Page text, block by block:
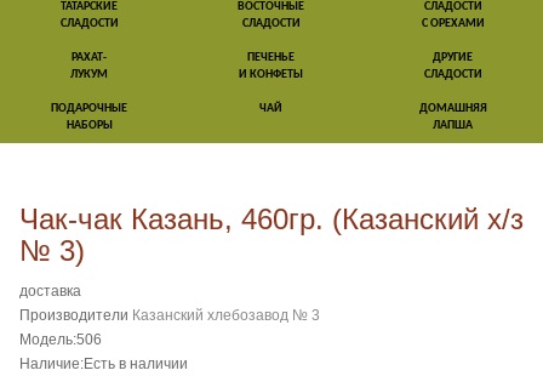
ТАТАРСКИЕ
СЛАДОСТИ
ВОСТОЧНЫЕ
СЛАДОСТИ
СЛАДОСТИ
С ОРЕХАМИ
РАХАТ-
ЛУКУМ
ПЕЧЕНЬЕ
И КОНФЕТЫ
ДРУГИЕ
СЛАДОСТИ
ПОДАРОЧНЫЕ
НАБОРЫ
ЧАЙ
ДОМАШНЯЯ
ЛАПША
Чак-чак Казань, 460гр. (Казанский х/з
№ 3)
доставка
Производители Казанский хлебозавод № 3
Модель:506
Наличие:Есть в наличии